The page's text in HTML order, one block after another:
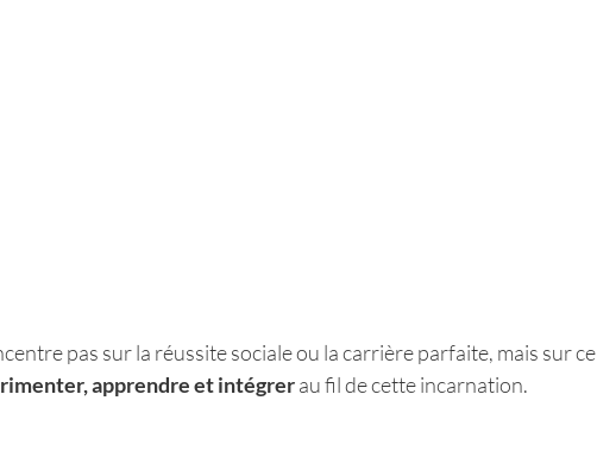
pas sur la réussite sociale ou la carrière parfaite, mais sur ce
apprendre et intégrer au fil de cette incarnation.